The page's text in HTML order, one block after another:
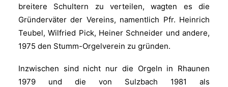
breitere Schultern zu verteilen, wagten es die
Gründerväter der Vereins, namentlich Pfr. Heinrich
Teubel, Wilfried Pick, Heiner Schneider und andere,
1975 den Stumm-Orgelverein zu gründen.
Inzwischen sind nicht nur die Orgeln in Rhaunen
1979 und die von Sulzbach 1981 als